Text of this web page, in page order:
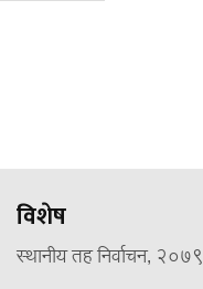
विशेष
स्थानीय तह निर्वाचन, २०७९